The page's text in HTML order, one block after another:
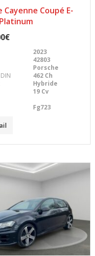
Cayenne Coupé E-
2023
42803
Porsche
462 Ch
Hybride
19 Cv
Fg723